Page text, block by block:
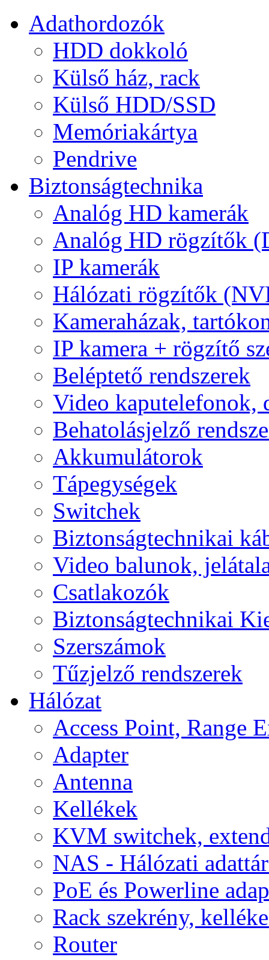
Adathordozók
HDD dokkoló
Külső ház, rack
Külső HDD/SSD
Memóriakártya
Pendrive
Biztonságtechnika
Analóg HD kamerák
Analóg HD rögzítők
IP kamerák
Hálózati rögzítők
Kameraházak,
IP kamera + rögzítő
Beléptető rendszerek
Video kaputelefonok,
Behatolásjelző
Akkumulátorok
Tápegységek
Switchek
Biztonságtechnikai
Video balunok,
Csatlakozók
Biztonságtechnikai
Szerszámok
Tűzjelző rendszerek
Hálózat
Access Point, Range
Adapter
Antenna
Kellékek
KVM switchek,
NAS - Hálózati
PoE és Powerline
Rack szekrény,
Router